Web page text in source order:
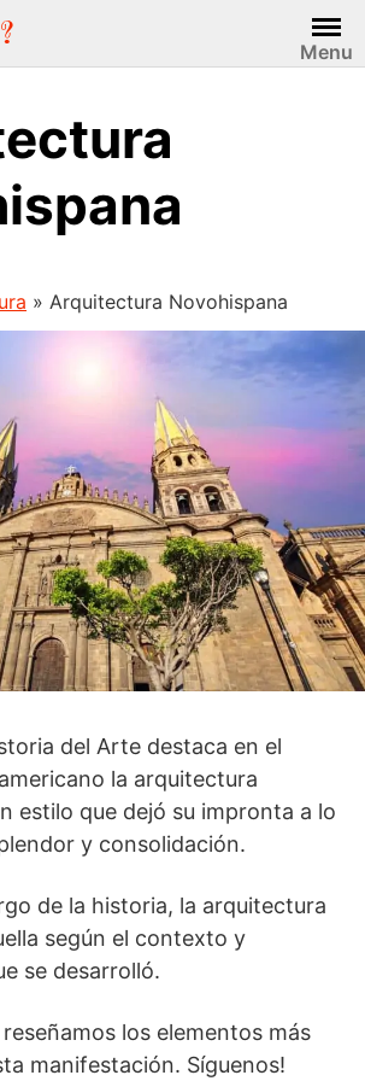
Menu
» Arquitectura Novohispana
del Arte destaca en el
la arquitectura
estilo que dejó su impronta a lo
y consolidación.
de la historia, la arquitectura
según el contexto y
se desarrolló.
los elementos más
manifestación. Síguenos!